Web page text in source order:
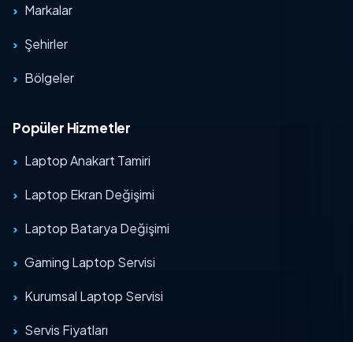
Markalar
Şehirler
Bölgeler
Popüler Hizmetler
Laptop Anakart Tamiri
Laptop Ekran Değişimi
Laptop Batarya Değişimi
Gaming Laptop Servisi
Kurumsal Laptop Servisi
Servis Fiyatları